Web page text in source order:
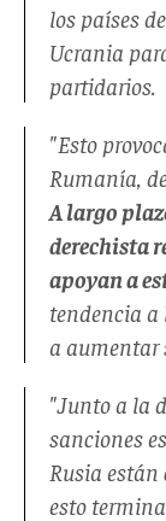
los países
Ucrania
partidarios.
"Esto
Rumanía,
A largo
derechista
apoyan a
tendencia a
a aumentar
"Junto a la
sanciones
Rusia
esto